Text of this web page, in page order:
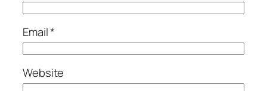
Email*
Website